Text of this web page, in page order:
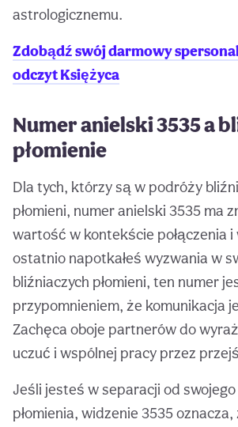
astrologicznemu.
Zdobądź swój darmowy
odczyt Księżyca
Numer anielski 3535 a
płomienie
Dla tych, którzy są w podróży
płomieni, numer anielski 3535 ma
wartość w kontekście połączenia
ostatnio napotkałeś wyzwania w
bliźniaczych płomieni, ten numer
przypomnieniem, że komunikacja
Zachęca oboje partnerów do
uczuć i wspólnej pracy przez
Jeśli jesteś w separacji od
płomienia, widzenie 3535